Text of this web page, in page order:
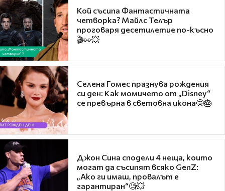
Кой съсипа Фантастичната
четворка? Майлс Телър
проговаря десетилетие по-късно
🎬👀💥
Селена Гомес празнува рождения
си ден: Как момичето от „Disney“
се превърна в световна икона🤩🎂
Джон Сина сподели 4 неща, които
могат да съсипят всяко GenZ:
„Ако ги имаш, провалът е
гарантиран“🧐💥